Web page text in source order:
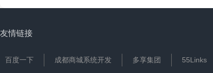
友情链接
百度一下 成都商城系统开发 多享集团 55Links